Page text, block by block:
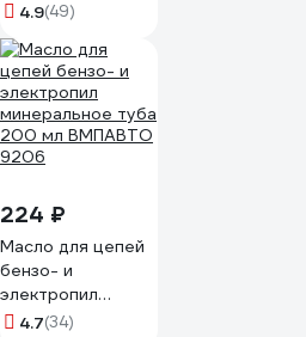
4.9(49)
224 ₽
Масло для цепей
бензо- и
электропил
минеральное туба
4.7(34)